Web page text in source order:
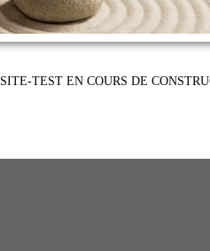
SITE-TEST EN COURS DE